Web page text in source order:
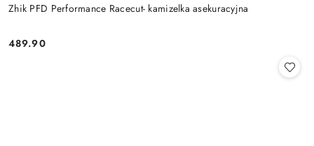
Zhik PFD Performance Racecut- kamizelka asekuracyjna
Cena:
489.90